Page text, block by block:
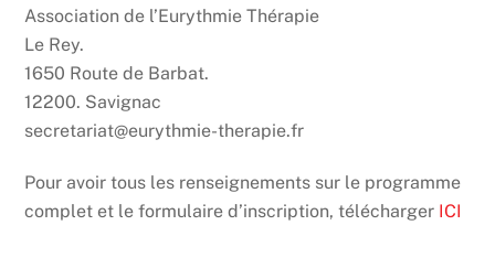
Association de l’Eurythmie Thérapie
Le Rey.
1650 Route de Barbat.
12200. Savignac
secretariat@eurythmie-therapie.fr
Pour avoir tous les renseignements sur le programme
complet et le formulaire d’inscription, télécharger ICI